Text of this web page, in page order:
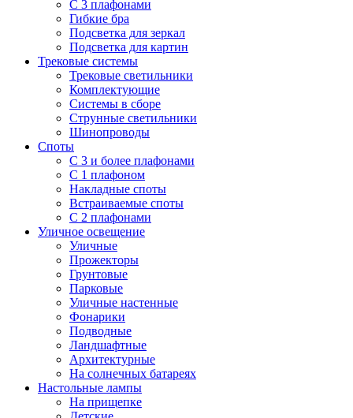
С 3 плафонами
Гибкие бра
Подсветка для зеркал
Подсветка для картин
Трековые системы
Трековые светильники
Комплектующие
Системы в сборе
Струнные светильники
Шинопроводы
Споты
С 3 и более плафонами
С 1 плафоном
Накладные споты
Встраиваемые споты
С 2 плафонами
Уличное освещение
Уличные
Прожекторы
Грунтовые
Парковые
Уличные настенные
Фонарики
Подводные
Ландшафтные
Архитектурные
На солнечных батареях
Настольные лампы
На прищепке